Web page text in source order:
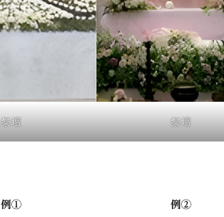
祭壇 祭壇
例① 例②